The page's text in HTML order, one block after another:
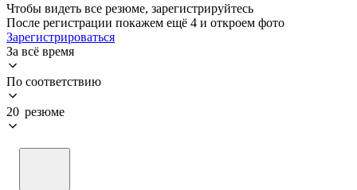
Чтобы видеть все резюме, зарегистрируйтесь
После регистрации покажем ещё 4 и откроем фото
Зарегистрироваться
За всё время
По соответствию
20 резюме